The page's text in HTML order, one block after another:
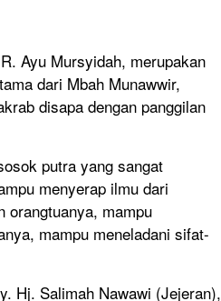
Ayu Mursyidah, merupakan
dari Mbah Munawwir,
disapa dengan panggilan
putra yang sangat
menyerap ilmu dari
orangtuanya, mampu
mampu meneladani sifat-
Hj. Salimah Nawawi (Jejeran),